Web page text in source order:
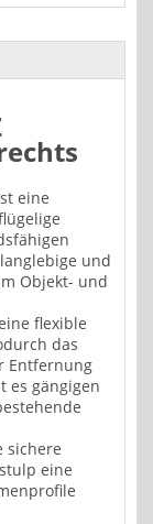
eine
und
Objekt- und
flexible
das
Entfernung
es gängigen
sichere
eine